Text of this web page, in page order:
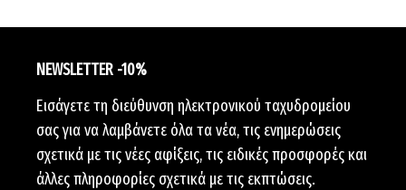
NEWSLETTER -10%
Εισάγετε τη διεύθυνση ηλεκτρονικού ταχυδρομείου
σας για να λαμβάνετε όλα τα νέα, τις ενημερώσεις
σχετικά με τις νέες αφίξεις, τις ειδικές προσφορές και
άλλες πληροφορίες σχετικά με τις εκπτώσεις.